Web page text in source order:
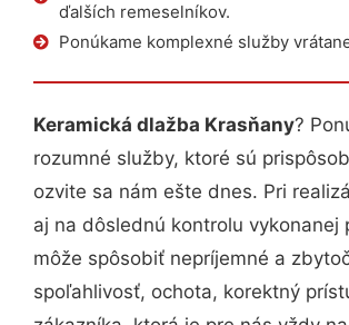
ďalších remeselníkov.
Ponúkame komplexné služby
Keramická dlažba Krasňany?
rozumné služby, ktoré sú
ozvite sa nám ešte dnes. Pri
aj na dôslednú kontrolu
môže spôsobiť nepríjemné a
spoľahlivosť, ochota, korektný